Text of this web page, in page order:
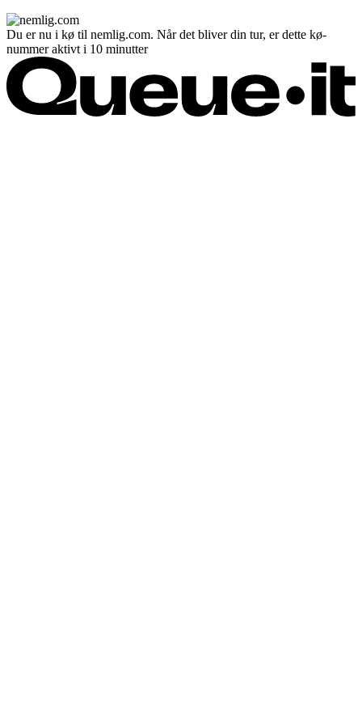
Du er nu i kø til nemlig.com. Når det bliver din tur, er dette kø-
nummer aktivt i 10 minutter